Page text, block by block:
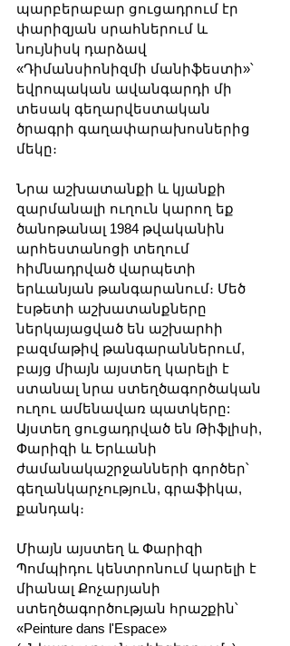
պարբերաբար ցուցադրում էր
փարիզյան սրահներում և
նույնիսկ դարձավ
«Դիմանսիոնիզմի մանիֆեստի»՝
եվրոպական ավանգարդի մի
տեսակ գեղարվեստական ​​
ծրագրի գաղափարախոսներից
մեկը։
Նրա աշխատանքի և կյանքի
զարմանալի ուղուն կարող եք
ծանոթանալ 1984 թվականին
արհեստանոցի տեղում
հիմնադրված վարպետի
երևանյան թանգարանում։ Մեծ
էսթետի աշխատանքները
ներկայացված են աշխարհի
բազմաթիվ թանգարաններում,
բայց միայն այստեղ կարելի է
ստանալ նրա ստեղծագործական
ուղու ամենավառ պատկերը:
Այստեղ ցուցադրված են Թիֆլիսի,
Փարիզի և Երևանի
ժամանակաշրջանների գործեր՝
գեղանկարչություն, գրաֆիկա,
քանդակ։
Միայն այստեղ և Փարիզի
Պոմպիդու կենտրոնում կարելի է
միանալ Քոչարյանի
ստեղծագործության հրաշքին՝
«Peinture dans l'Espace»